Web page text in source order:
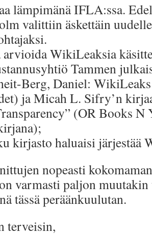
lämpimänä IFLA:ssa.
valittiin äskettäin
arvioida WikiLeaksia
Tammen
Berg, Daniel:
ja Micah L. Sifry’n
(OR Books N
kirjasto haluaisi järjestää
nopeasti
varmasti paljon muutakin
tässä peräänkuulutan.
terveisin,